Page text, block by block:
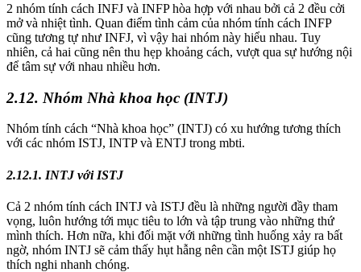
2 nhóm tính cách INFJ và INFP hòa hợp với nhau bởi cả 2 đều cởi
mở và nhiệt tình. Quan điểm tình cảm của nhóm tính cách INFP
cũng tương tự như INFJ, vì vậy hai nhóm này hiểu nhau. Tuy
nhiên, cả hai cũng nên thu hẹp khoảng cách, vượt qua sự hướng nội
để tâm sự với nhau nhiều hơn.
2.12. Nhóm Nhà khoa học (INTJ)
Nhóm tính cách “Nhà khoa học” (INTJ) có xu hướng tương thích
với các nhóm ISTJ, INTP và ENTJ trong mbti.
2.12.1. INTJ với ISTJ
Cả 2 nhóm tính cách INTJ và ISTJ đều là những người đầy tham
vọng, luôn hướng tới mục tiêu to lớn và tập trung vào những thứ
mình thích. Hơn nữa, khi đối mặt với những tình huống xảy ra bất
ngờ, nhóm INTJ sẽ cảm thấy hụt hẫng nên cần một ISTJ giúp họ
thích nghi nhanh chóng.